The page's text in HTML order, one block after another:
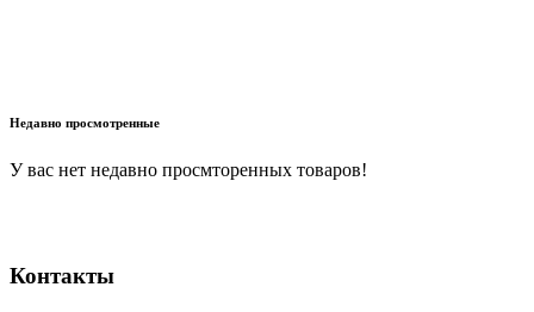
Недавно просмотренные
У вас нет недавно просмторенных товаров!
Контакты